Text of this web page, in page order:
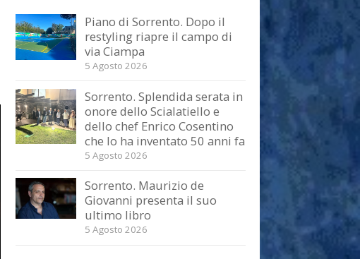
Piano di Sorrento. Dopo il
restyling riapre il campo di
via Ciampa
5 Agosto 2026
Sorrento. Splendida serata in
onore dello Scialatiello e
dello chef Enrico Cosentino
che lo ha inventato 50 anni fa
5 Agosto 2026
Sorrento. Maurizio de
Giovanni presenta il suo
ultimo libro
5 Agosto 2026